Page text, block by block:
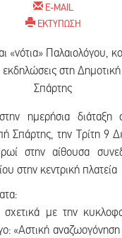
E-MAIL
ΕΚΤΥΠΩΣΗ
ημερήσια διάταξη
Σπάρτης, την Τρίτη 9
στην αίθουσα
στην κεντρική πλατεία
με την
«Αστική αναζωογόνηση